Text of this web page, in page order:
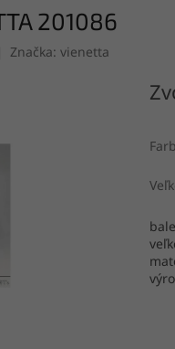
201086
Značka: vienetta